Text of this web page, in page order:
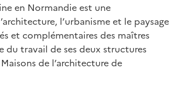
en Normandie est une
l’urbanisme et le paysage
et complémentaires des maîtres
du travail de ses deux structures
de l’architecture de